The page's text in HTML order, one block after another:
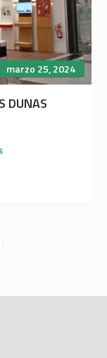
marzo 25, 2024
DUNAS